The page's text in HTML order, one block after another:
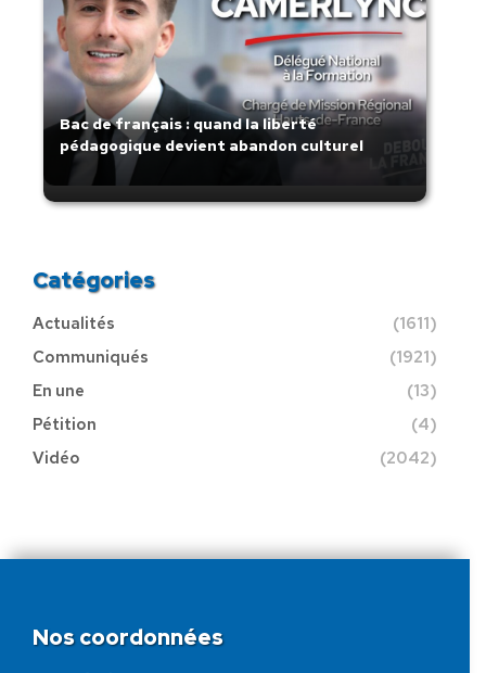
Bac de français : quand la liberté
pédagogique devient abandon culturel
Catégories
Actualités
(1611)
Communiqués
(1921)
En une
(13)
Pétition
(4)
Vidéo
(2042)
Nos coordonnées